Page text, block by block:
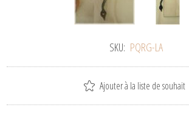
SKU: PQRG-LA
Ajouter à la liste de souhait